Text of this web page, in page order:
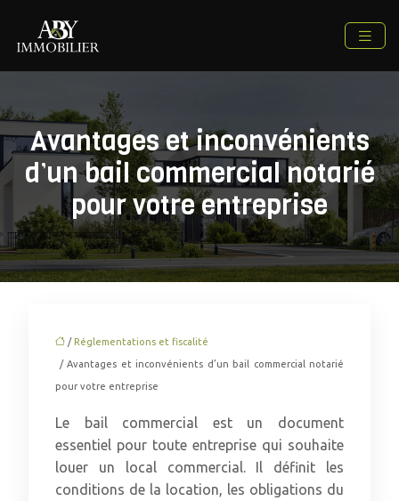
Avantages et inconvénients
d’un bail commercial notarié
pour votre entreprise
/ Réglementations et fiscalité
/ Avantages et inconvénients d’un bail commercial notarié
pour votre entreprise
Le bail commercial est un document
essentiel pour toute entreprise qui souhaite
louer un local commercial. Il définit les
conditions de la location, les obligations du